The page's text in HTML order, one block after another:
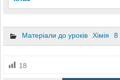
Матеріали до уроків Хімія 8
18